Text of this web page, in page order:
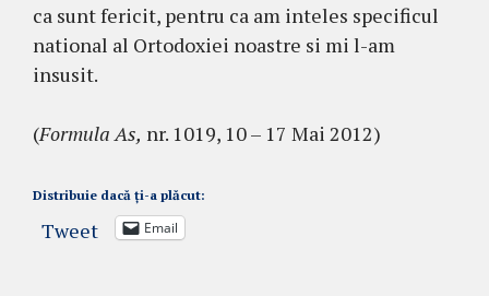
ca sunt fericit, pentru ca am inteles specificul
national al Ortodoxiei noastre si mi l-am
insusit.
(Formula As, nr. 1019, 10 – 17 Mai 2012)
Distribuie dacă ți-a plăcut:
Tweet Email